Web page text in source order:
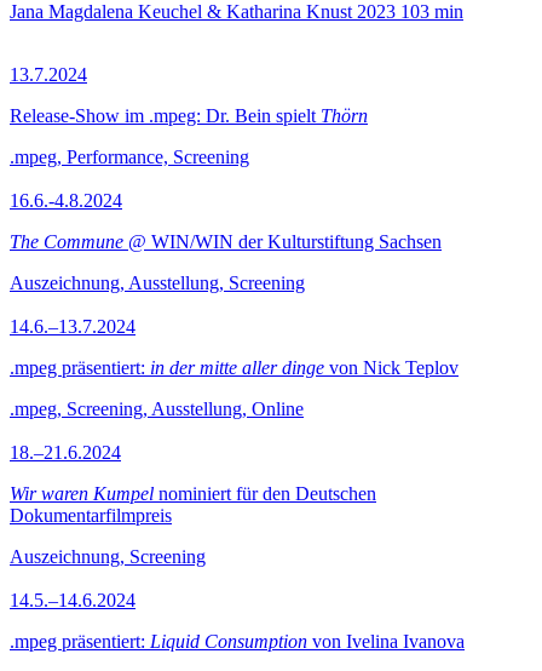
Jana Magdalena Keuchel & Katharina Knust 2023 103 min
13.7.2024
Release-Show im .mpeg: Dr. Bein spielt Thörn
.mpeg, Performance, Screening
16.6.-4.8.2024
The Commune @ WIN/WIN der Kulturstiftung Sachsen
Auszeichnung, Ausstellung, Screening
14.6.–13.7.2024
.mpeg präsentiert: in der mitte aller dinge von Nick Teplov
.mpeg, Screening, Ausstellung, Online
18.–21.6.2024
Wir waren Kumpel nominiert für den Deutschen
Dokumentarfilmpreis
Auszeichnung, Screening
14.5.–14.6.2024
.mpeg präsentiert: Liquid Consumption von Ivelina Ivanova